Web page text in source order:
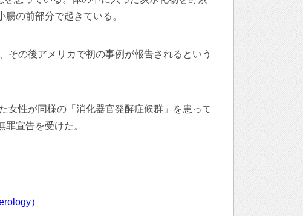
の前部分で起きている。
その後アメリカで初の事例が報告されるという
女性が同様の「消化器官発酵症候群」を患って
宣告を受けた。
）